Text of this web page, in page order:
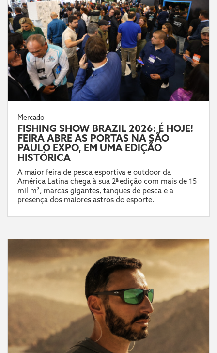
Mercado
FISHING SHOW BRAZIL 2026: É HOJE!
FEIRA ABRE AS PORTAS NA SÃO
PAULO EXPO, EM UMA EDIÇÃO
HISTÓRICA
A maior feira de pesca esportiva e outdoor da
América Latina chega à sua 2ª edição com mais de 15
mil m², marcas gigantes, tanques de pesca e a
presença dos maiores astros do esporte.